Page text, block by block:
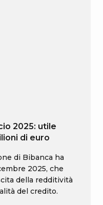
2025: utile
di euro
di Bibanca ha
2025, che
della redditività
del credito.